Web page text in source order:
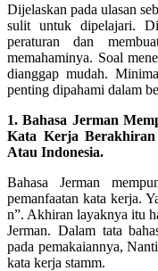
Dijelaskan pada ulasan
sulit untuk dipelajari.
peraturan dan
memahaminya. Soal
dianggap mudah.
penting dipahami dalam
1. Bahasa Jerman
Kata Kerja Berakhiran
Atau Indonesia.
Bahasa Jerman
pemanfaatan kata kerja.
n”. Akhiran layaknya itu
Jerman. Dalam tata
pada pemakaiannya,
kata kerja stamm.